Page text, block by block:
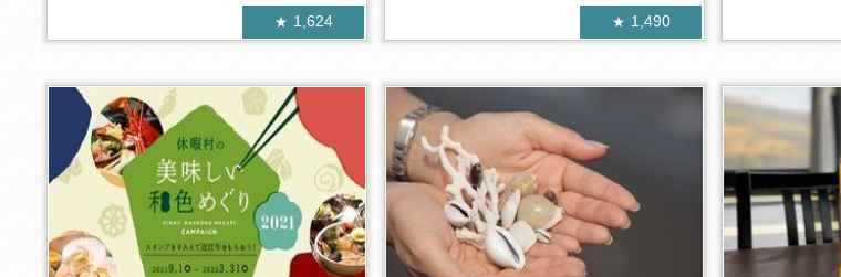
1,624 1,490